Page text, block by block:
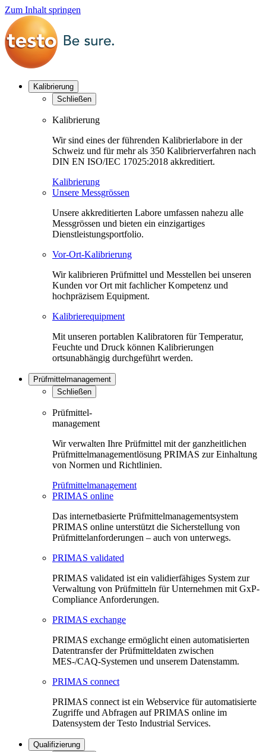
Zum Inhalt springen
Kalibrierung
Schließen
Kalibrierung
Wir sind eines der führenden Kalibrierlabore in der
Schweiz und für mehr als 350 Kalibrierverfahren nach
DIN EN ISO/IEC 17025:2018 akkreditiert.
Kalibrierung
Unsere Messgrössen
Unsere akkreditierten Labore umfassen nahezu alle
Messgrössen und bieten ein einzigartiges
Dienstleistungsportfolio.
Vor-Ort-Kalibrierung
Wir kalibrieren Prüfmittel und Messtellen bei unseren
Kunden vor Ort mit fachlicher Kompetenz und
hochpräzisem Equipment.
Kalibrierequipment
Mit unseren portablen Kalibratoren für Temperatur,
Feuchte und Druck können Kalibrierungen
ortsunabhängig durchgeführt werden.
Prüfmittelmanagement
Schließen
Prüfmittel-
management
Wir verwalten Ihre Prüfmittel mit der ganzheitlichen
Prüfmittelmanagementlösung PRIMAS zur Einhaltung
von Normen und Richtlinien.
Prüfmittelmanagement
PRIMAS online
Das internetbasierte Prüfmittelmanagementsystem
PRIMAS online unterstützt die Sicherstellung von
Prüfmittelanforderungen – auch von unterwegs.
PRIMAS validated
PRIMAS validated ist ein validierfähiges System zur
Verwaltung von Prüfmitteln für Unternehmen mit GxP-
Compliance Anforderungen.
PRIMAS exchange
PRIMAS exchange ermöglicht einen automatisierten
Datentransfer der Prüfmitteldaten zwischen
MES-/CAQ-Systemen und unserem Datenstamm.
PRIMAS connect
PRIMAS connect ist ein Webservice für automatisierte
Zugriffe und Abfragen auf PRIMAS online im
Datensystem der Testo Industrial Services.
Qualifizierung